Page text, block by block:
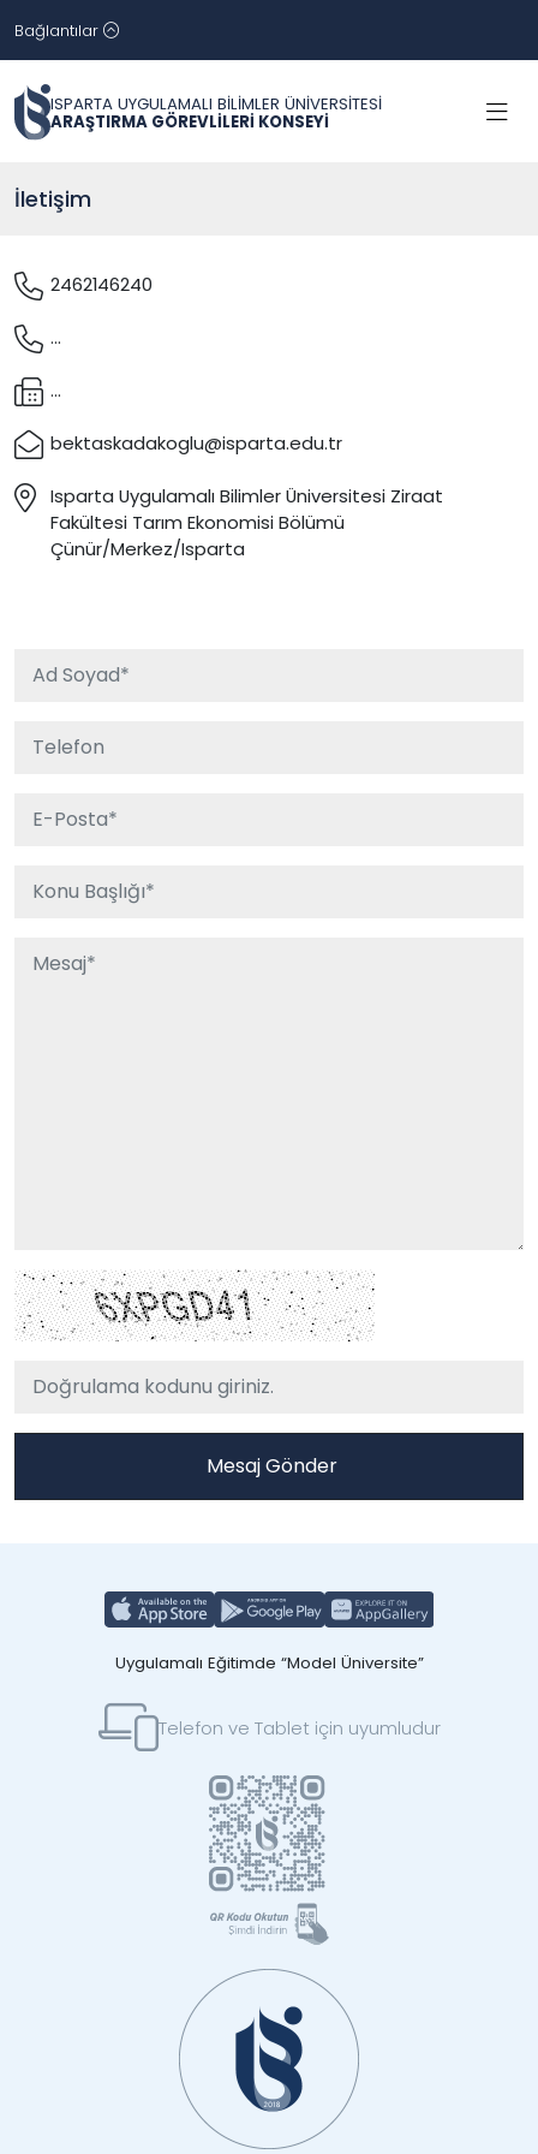
Bağlantılar
ISPARTA UYGULAMALI BİLİMLER ÜNİVERSİTESİ
ARAŞTIRMA GÖREVLİLERİ KONSEYİ
İletişim
2462146240
...
...
bektaskadakoglu@isparta.edu.tr
Isparta Uygulamalı Bilimler Üniversitesi Ziraat
Fakültesi Tarım Ekonomisi Bölümü
Çünür/Merkez/Isparta
Uygulamalı Eğitimde “Model Üniversite”
Telefon ve Tablet için uyumludur